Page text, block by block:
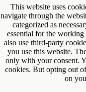
This website uses
navigate through the
categorized as
essential for the
also use third-party
you use this website.
only with your consent.
cookies. But opting out
on